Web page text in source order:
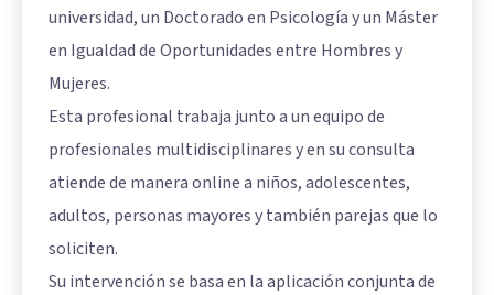
universidad, un Doctorado en Psicología y un Máster
en Igualdad de Oportunidades entre Hombres y
Mujeres.
Esta profesional trabaja junto a un equipo de
profesionales multidisciplinares y en su consulta
atiende de manera online a niños, adolescentes,
adultos, personas mayores y también parejas que lo
soliciten.
Su intervención se basa en la aplicación conjunta de